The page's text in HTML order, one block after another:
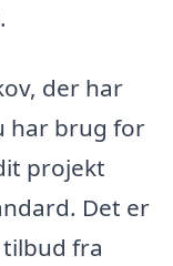
der har
har brug for
projekt
Det er
fra